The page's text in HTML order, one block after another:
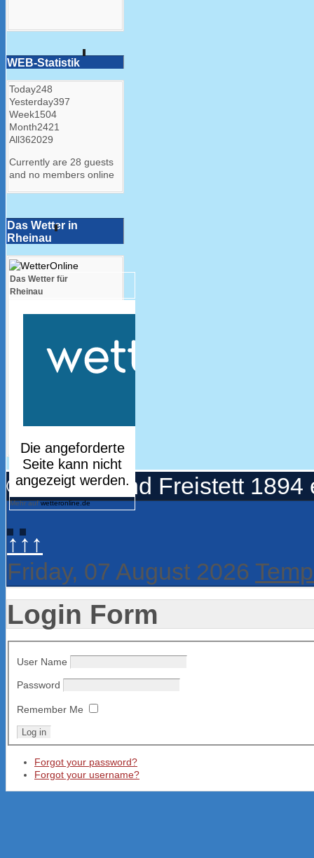
WEB-Statistik
Today248
Yesterday397
Week1504
Month2421
All362029
Currently are 28 guests
and no members online
Das Wetter in
Rheinau
Das Wetter für
Rheinau
Mehr aufwetteronline.de
© Turnerbund Freistett 1894
↑↑↑
Friday, 07 August 2026
Login Form
User Name
Password
Remember Me
Forgot your password?
Forgot your username?